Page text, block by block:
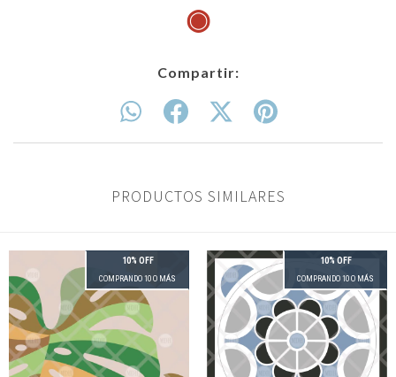
◉
Compartir:
PRODUCTOS SIMILARES
10% OFF
COMPRANDO 10 O MÁS
10% OFF
COMPRANDO 10 O MÁS